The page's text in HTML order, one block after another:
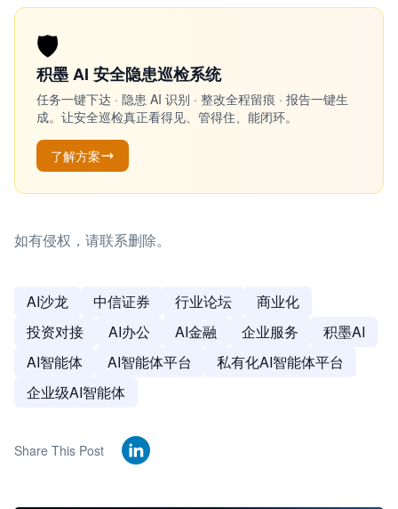
🛡️
积墨 AI 安全隐患巡检系统
任务一键下达 · 隐患 AI 识别 · 整改全程留痕 · 报告一键生
成。让安全巡检真正看得见、管得住、能闭环。
了解方案
如有侵权，请联系删除。
AI沙龙 中信证券 行业论坛
商业化
投资对接
AI办公 AI金融 企业服务
积墨AI
AI智能体
AI智能体平台
私有化AI智能体平台
企业级AI智能体
Share This Post